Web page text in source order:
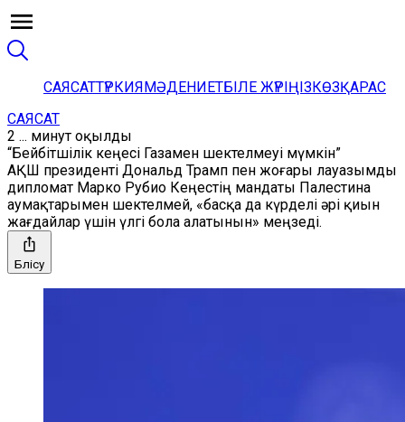
САЯСАТТҮРКИЯМӘДЕНИЕТБІЛЕ ЖҮРІҢІЗКӨЗҚАРАС
САЯСАТ
2 ... минут оқылды
“Бейбітшілік кеңесі Газамен шектелмеуі мүмкін”
АҚШ президенті Дональд Трамп пен жоғары лауазымды
дипломат Марко Рубио Кеңестің мандаты Палестина
аумақтарымен шектелмей, «басқа да күрделі әрі қиын
жағдайлар үшін үлгі бола алатынын» меңзеді.
Бөлісу